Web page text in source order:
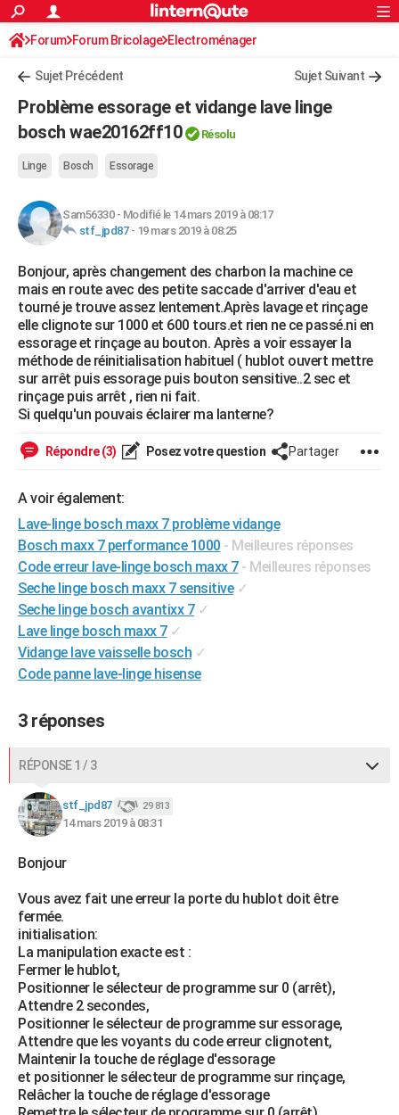
ACTUALITÉS
Politique
Société
Faits Divers
Education
Monde
Villes
+
Programme TV
TNTStreaming
Cinéma
Sorties cinéma
Musique
+FINANCE
Retraite
Impôts
Epargne
Immobilier
Risques naturels par ville
Banque
Assurance
Crédit
AUTO
Essais
Réserver un essai
Citadines
Berlines
SUV
Forum auto
HIGH-TECH
Mobiles
Meilleur smartphone
Internet
Ordinateurs
Jeux vidéo
Guide high-tech
+BRICOLAGE
Forum
Aménagement intérieur
Extérieur
Cuisine
Salle de bains
Jardinage
Rangement
WEEK-END
Guides de France
Escapades
Patrimoine
Expositions
Musées
Week-end nature
+LIFESTYLE
Art de vivre
Bien-être
Loisirs
Mode
Modes de vie
SANTE
Alimentation
Guide de la santé
Maladies
Médicaments
Sommeil
VOYAGE
Destinations
City break
Voyage nature
Voyage de noces
Forum
Climat
+PHOTO
GUIDES D'ACHAT
BONS PLANS
CARTE DE VOEUX
Carte de Noël
Carte Bonne année
Carte Saint-Valentin
Carte Pâques
Carte d'anniversaire
DICTIONNAIRE
Dictionnaire
Biographies
Citations
Expressions
Proverbes
PROGRAMME TV
COPAINS D'AVANT
S'inscrire
Se connecter
Lycées
Collèges
Primaires
Universités
Entreprises
Service militaire
Avis de recherche
AVIS DE DÉCÈS
S'inscrire
Connexion
Forum Forum Bricolage Electroménager
Sujet Précédent Sujet Suivant
Problème essorage et vidange lave linge
bosch wae20162ff10
Résolu
Linge Bosch Essorage
Sam56330- Modifié le 14 mars 2019 à 08:17
stf_jpd87- 19 mars 2019 à 08:25
Bonjour, après changement des charbon la machine ce
mais en route avec des petite saccade d'arriver d'eau et
tourné je trouve assez lentement.Après lavage et rinçage
elle clignote sur 1000 et 600 tours.et rien ne ce passé.ni en
essorage et rinçage au bouton. Après a voir essayer la
méthode de réinitialisation habituel ( hublot ouvert mettre
sur arrêt puis essorage puis bouton sensitive..2 sec et
rinçage puis arrêt , rien ni fait.
Si quelqu'un pouvais éclairer ma lanterne?
Répondre (3) Posez votre question Partager
A voir également:
Lave-linge bosch maxx 7 problème vidange
Bosch maxx 7 performance 1000 - Meilleures réponses
Code erreur lave-linge bosch maxx 7 - Meilleures réponses
Seche linge bosch maxx 7 sensitive ✓
Seche linge bosch avantixx 7 ✓
Lave linge bosch maxx 7 ✓
Vidange lave vaisselle bosch ✓
Code panne lave-linge hisense
3 réponses
RÉPONSE 1 / 3
stf_jpd87 29 813
14 mars 2019 à 08:31
Bonjour
Vous avez fait une erreur la porte du hublot doit être
fermée.
initialisation:
La manipulation exacte est :
Fermer le hublot,
Positionner le sélecteur de programme sur 0 (arrêt),
Attendre 2 secondes,
Positionner le sélecteur de programme sur essorage,
Attendre que les voyants du code erreur clignotent,
Maintenir la touche de réglage d'essorage
et positionner le sélecteur de programme sur rinçage,
Relâcher la touche de réglage d'essorage